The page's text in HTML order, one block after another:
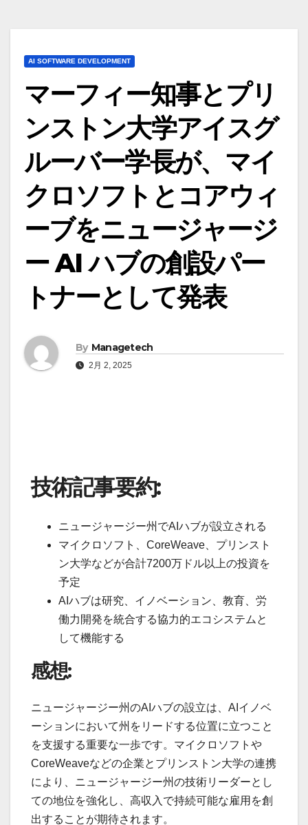
AI SOFTWARE DEVELOPMENT
マーフィー知事とプリ
ンストン大学アイスグ
ルーバー学長が、マイ
クロソフトとコアウィ
ーブをニュージャージ
ー AI ハブの創設パー
トナーとして発表
By Managetech
2月 2, 2025
技術記事要約:
ニュージャージー州でAIハブが設立される
マイクロソフト、CoreWeave、プリンスト
ン大学などが合計7200万ドル以上の投資を
予定
AIハブは研究、イノベーション、教育、労
働力開発を統合する協力的エコシステムと
して機能する
感想:
ニュージャージー州のAIハブの設立は、AIイノベ
ーションにおいて州をリードする位置に立つこと
を支援する重要な一歩です。マイクロソフトや
CoreWeaveなどの企業とプリンストン大学の連携
により、ニュージャージー州の技術リーダーとし
ての地位を強化し、高収入で持続可能な雇用を創
出することが期待されます。